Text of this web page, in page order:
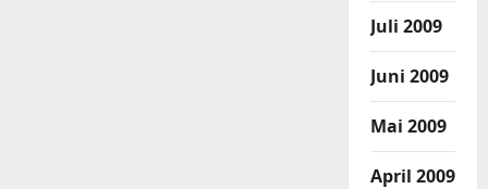
Juli 2009
Juni 2009
Mai 2009
April 2009